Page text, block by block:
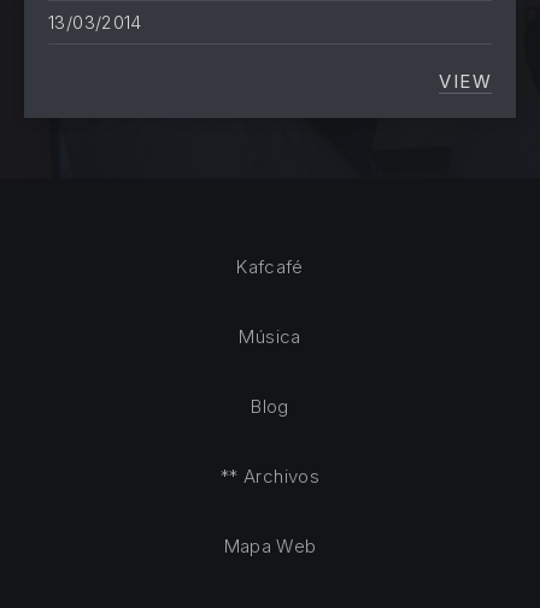
13/03/2014
VIEW¿QUÉ
Kafcafé
Música
Blog
** Archivos
Mapa Web